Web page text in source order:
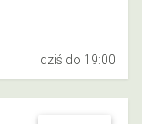
dziś do 19:00